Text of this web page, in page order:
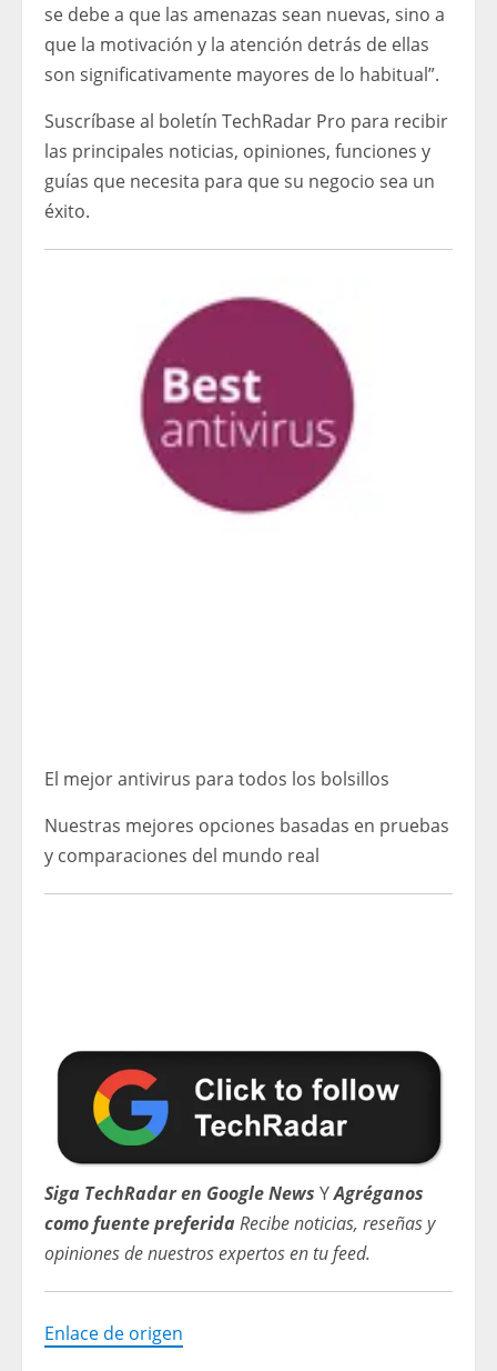
se debe a que las amenazas sean nuevas, sino a
que la motivación y la atención detrás de ellas
son significativamente mayores de lo habitual”.
Suscríbase al boletín TechRadar Pro para recibir
las principales noticias, opiniones, funciones y
guías que necesita para que su negocio sea un
éxito.
El mejor antivirus para todos los bolsillos
Nuestras mejores opciones basadas en pruebas
y comparaciones del mundo real
Siga TechRadar en Google News YAgréganos
como fuente preferidaRecibe noticias, reseñas y
opiniones de nuestros expertos en tu feed.
Enlace de origen